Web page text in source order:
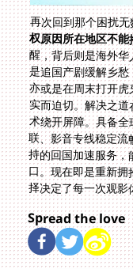
再次回到那个困扰
权原因所在地区不能
是追国产剧缓解乡
择决定了每一次观影
Spread the love